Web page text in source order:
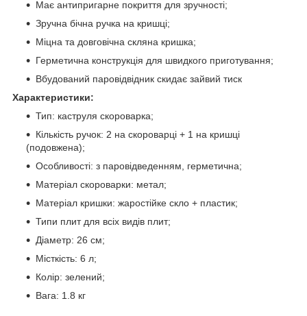
Має антипригарне покриття для зручності;
Зручна бічна ручка на кришці;
Міцна та довговічна скляна кришка;
Герметична конструкція для швидкого приготування;
Вбудований паровідвідник скидає зайвий тиск
Характеристики:
Тип: каструля скороварка;
Кількість ручок: 2 на скороварці + 1 на кришці
(подовжена);
Особливості: з паровідведенням, герметична;
Матеріал скороварки: метал;
Матеріал кришки: жаростійке скло + пластик;
Типи плит для всіх видів плит;
Діаметр: 26 см;
Місткість: 6 л;
Колір: зелений;
Вага: 1.8 кг